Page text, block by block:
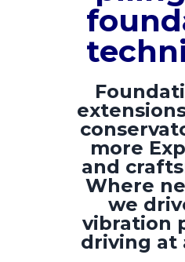
more
and
Where
we
vibration
driving at